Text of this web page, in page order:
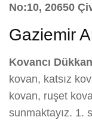
No:10, 20650
Gaziemir
Kovancı
kovan, katsız
kovan, ruşet
sunmaktayız. 1.